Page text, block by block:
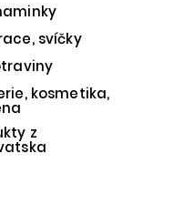
svíčky
kosmetika,
z